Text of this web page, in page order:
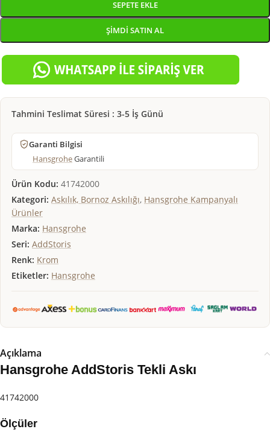
SEPETE EKLE
ŞIMDI SATIN AL
Tahmini Teslimat Süresi : 3-5 İş Günü
Garanti Bilgisi
HansgroheGarantili
Ürün Kodu: 41742000
Kategori: Askılık, Bornoz Askılığı, Hansgrohe Kampanyalı
Ürünler
Marka: Hansgrohe
Seri: AddStoris
Renk: Krom
Etiketler: Hansgrohe
Açıklama
Hansgrohe AddStoris Tekli Askı
41742000
Ölçüler